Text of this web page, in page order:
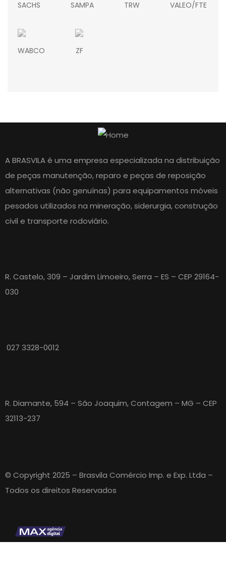
SACHS SAMPA TRW VALEO/FTE
WABCO ZF
A BRASVILA é uma empresa especializada na distribuição
de peças manutenção, reparo e peças de reposição
alternativas (não genuínas) para equipamentos móveis
pesados utilizados na mineração, siderurgia, construção
civil e transporte rodoviário.
R. Castelo, 309 – Jardim Limoeiro, Serra – ES – CEP 29164-
030
027 3328-0012
R. Diamante, 594 – São Joaquim, Contagem – MG – CEP
32113-237
© Copyright 2025 – Brasvila Comércio Imp. e Exp. Ltda –
Todos os direitos Reservados